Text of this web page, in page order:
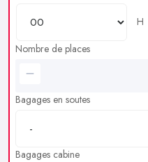
H
Nombre de places
Bagages en soutes
Bagages cabine